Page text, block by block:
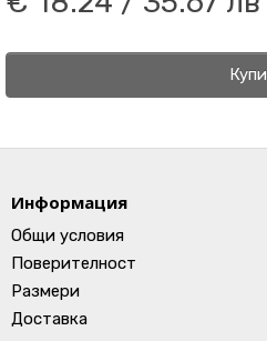
Купи
Информация
Общи условия
Поверителност
Размери
Доставка